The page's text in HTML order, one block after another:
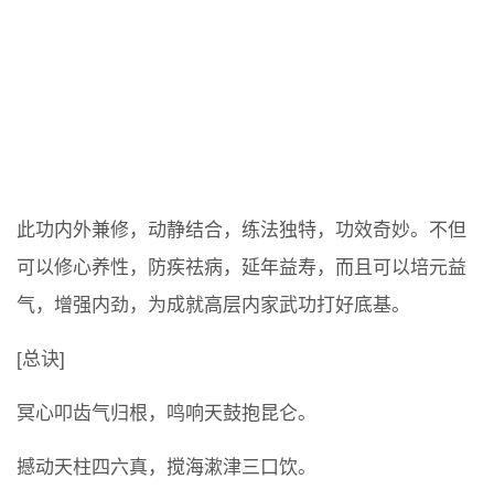
此功内外兼修，动静结合，练法独特，功效奇妙。不但
可以修心养性，防疾祛病，延年益寿，而且可以培元益
气，增强内劲，为成就高层内家武功打好底基。
[总诀]
冥心叩齿气归根，鸣响天鼓抱昆仑。
撼动天柱四六真，搅海漱津三口饮。